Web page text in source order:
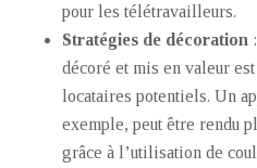
pour les télétravailleurs.
Stratégies de décoration
décoré et mis en valeur
locataires potentiels. Un
exemple, peut être rendu
grâce à l’utilisation de